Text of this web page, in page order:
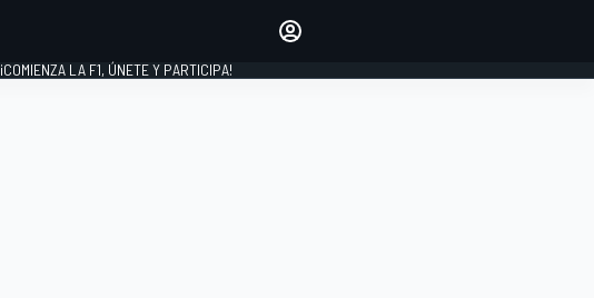
INICIAR SESIÓN
¡COMIENZA LA F1, ÚNETE Y PARTICIPA!